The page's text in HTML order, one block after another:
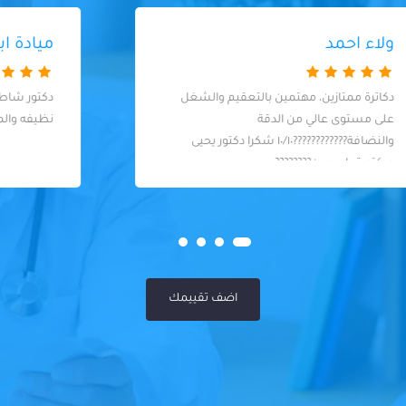
دكتور شاطر جدا وعامل كل احتياطاته والعياده
نظيفه والمواعيد مظبوطه
اضف تقييمك